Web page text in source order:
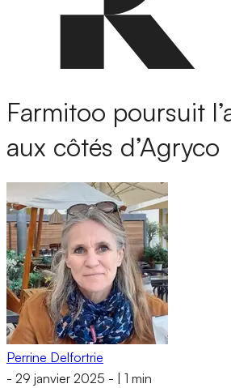
Farmitoo poursuit
aux côtés d’Agryco
Perrine Delfortrie
- 29 janvier 2025 - 1 min